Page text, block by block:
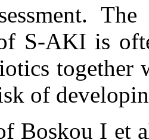
S-AKI is
together
of
Boskou I et